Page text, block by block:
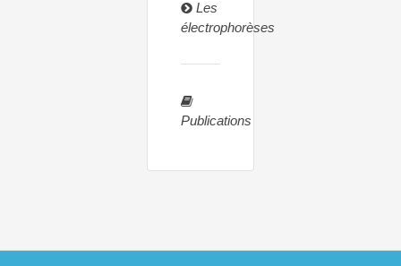
Les
électrophorèses
Publications